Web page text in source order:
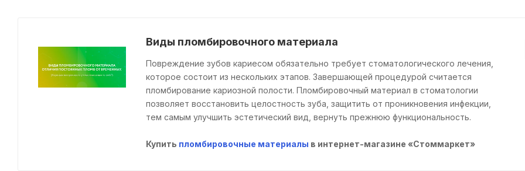
Виды пломбировочного материала
Повреждение зубов кариесом обязательно требует стоматологического лечения,
которое состоит из нескольких этапов. Завершающей процедурой считается
пломбирование кариозной полости. Пломбировочный материал в стоматологии
позволяет восстановить целостность зуба, защитить от проникновения инфекции,
тем самым улучшить эстетический вид, вернуть прежнюю функциональность.
Купить пломбировочные материалы в интернет-магазине «Стоммаркет»